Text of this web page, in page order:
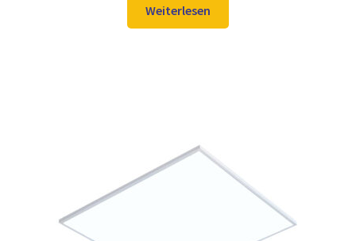
war:
93,98 €
ist:
69,97 €.
Weiterlesen